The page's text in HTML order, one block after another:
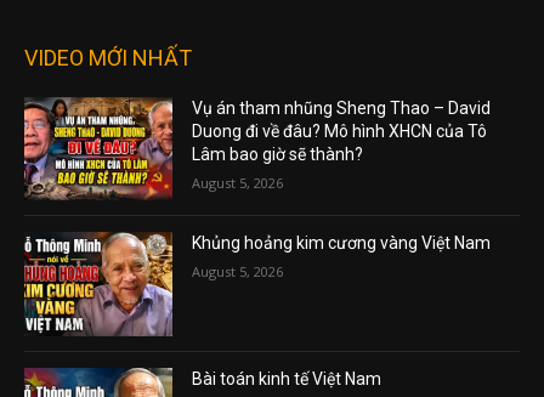
VIDEO MỚI NHẤT
Vụ án tham nhũng Sheng Thao – David
Duong đi về đâu? Mô hình XHCN của Tô
Lâm bao giờ sẽ thành?
August 5, 2026
Khủng hoảng kim cương vàng Việt Nam
August 5, 2026
Bài toán kinh tế Việt Nam